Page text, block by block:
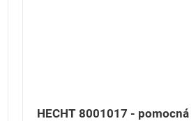
HECHT 8001017 - pomocná